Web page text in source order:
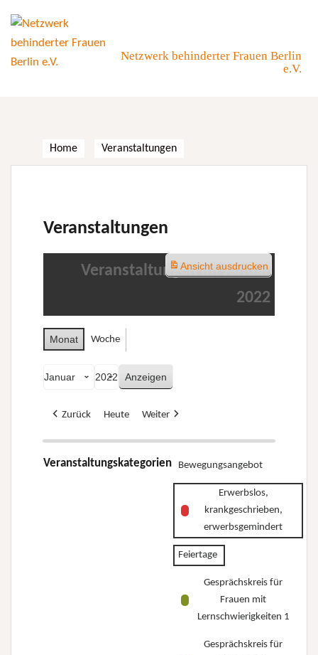
content
Netzwerk behinderter Frauen Berlin
e.V.
Home Veranstaltungen
Veranstaltungen
Veranstaltungen im Januar
2022
Monat Woche
Zurück Heute Weiter
Veranstaltungskategorien Bewegungsangebot
Erwerbslos,
krankgeschrieben,
erwerbsgemindert
Feiertage
Gesprächskreis für
Frauen mit
Lernschwierigkeiten 1
Gesprächskreis für
Ansichtausdrucken